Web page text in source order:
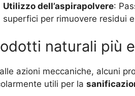
Utilizzo dell’aspirapolvere:
superfici per rimuovere residui
naturali più
azioni meccaniche, alcuni
utili per la